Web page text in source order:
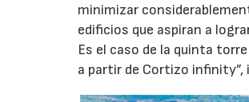
minimizar
edificios que aspiran a
Es el caso de la quinta
a partir de Cortizo infinity”,